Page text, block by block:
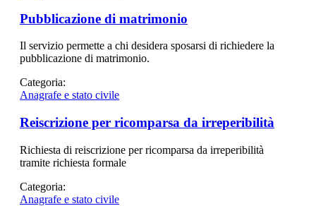
Pubblicazione di matrimonio
Il servizio permette a chi desidera sposarsi di richiedere la
pubblicazione di matrimonio.
Categoria:
Anagrafe e stato civile
Reiscrizione per ricomparsa da irreperibilità
Richiesta di reiscrizione per ricomparsa da irreperibilità
tramite richiesta formale
Categoria:
Anagrafe e stato civile